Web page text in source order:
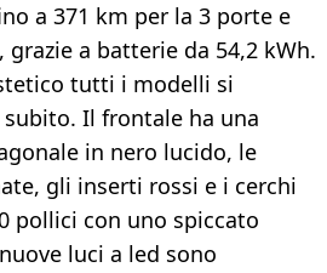
a 371 km per la 3 porte e
grazie a batterie da 54,2 kWh.
tutti i modelli si
Il frontale ha una
in nero lucido, le
gli inserti rossi e i cerchi
pollici con uno spiccato
luci a led sono